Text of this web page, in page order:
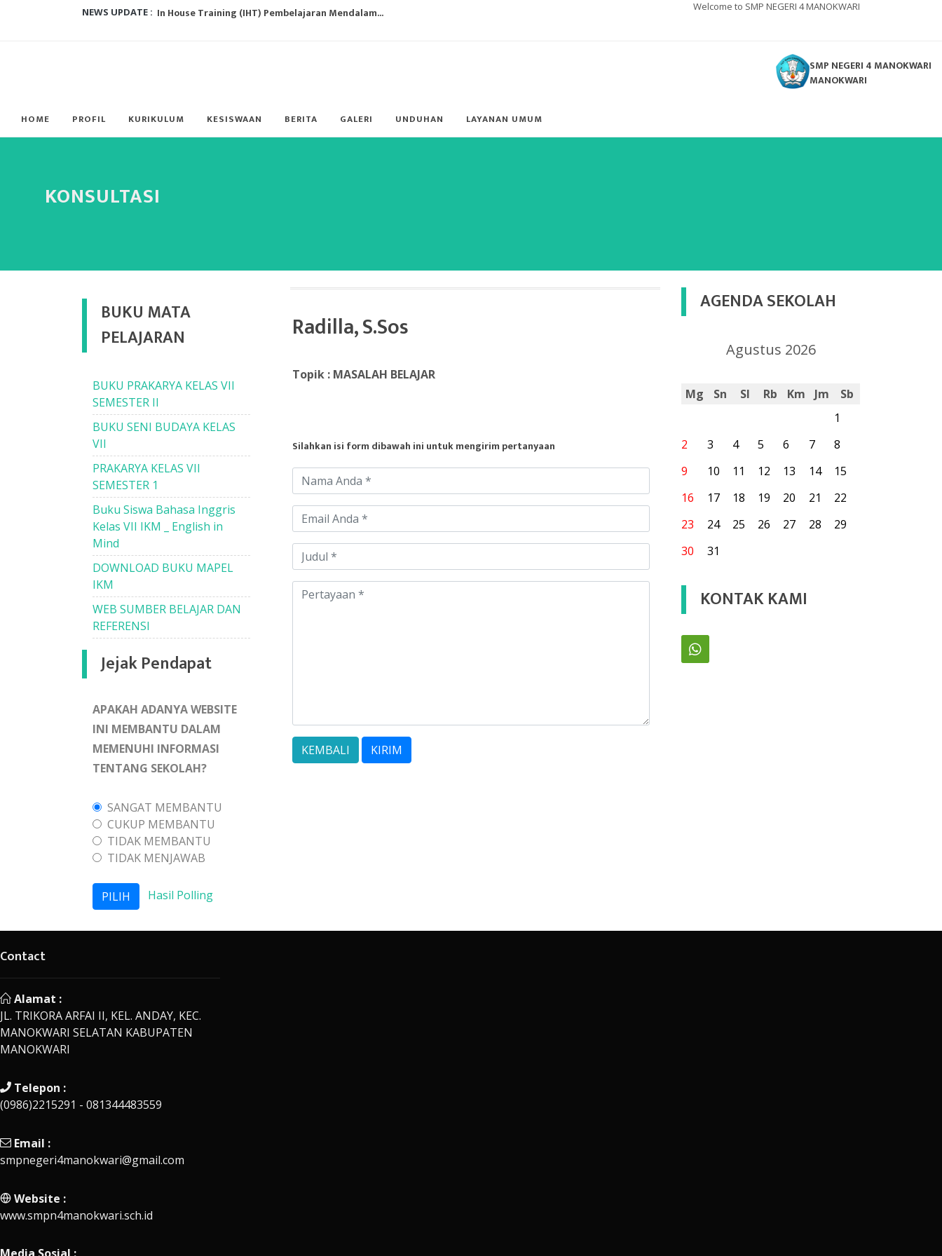
NEWS UPDATE : In House Training (IHT) Pembelajaran Mendalam...
PEMILIHAN KETUA OSIS...
Welcome to SMP NEGERI 4 MANOKWARI
SMP NEGERI 4 MANOKWARI
MANOKWARI
HOME PROFIL KURIKULUM KESISWAAN BERITA GALERI UNDUHAN LAYANAN UMUM
KONSULTASI
BUKU MATA
PELAJARAN
BUKU PRAKARYA KELAS VII
SEMESTER II
BUKU SENI BUDAYA KELAS
VII
PRAKARYA KELAS VII
SEMESTER 1
Buku Siswa Bahasa Inggris
Kelas VII IKM _ English in
Mind
DOWNLOAD BUKU MAPEL
IKM
WEB SUMBER BELAJAR DAN
REFERENSI
Jejak Pendapat
APAKAH ADANYA WEBSITE
INI MEMBANTU DALAM
MEMENUHI INFORMASI
TENTANG SEKOLAH?
SANGAT MEMBANTU
CUKUP MEMBANTU
TIDAK MEMBANTU
TIDAK MENJAWAB
Hasil Polling
Radilla, S.Sos
Topik : MASALAH BELAJAR
Silahkan isi form dibawah ini untuk mengirim pertanyaan
KEMBALI KIRIM
AGENDA SEKOLAH
Agustus 2026
Mg Sn Sl Rb Km Jm
Sb
1
2
3 4 5 6 7
8
9
10 11 12 13 14
15
16
17 18 19 20 21
22
23
24 25 26 27 28
29
30
31
KONTAK KAMI
Contact
Alamat :
JL. TRIKORA ARFAI II, KEL. ANDAY, KEC.
MANOKWARI SELATAN KABUPATEN
MANOKWARI
Telepon :
(0986)2215291 - 081344483559
Email :
smpnegeri4manokwari@gmail.com
Website :
www.smpn4manokwari.sch.id